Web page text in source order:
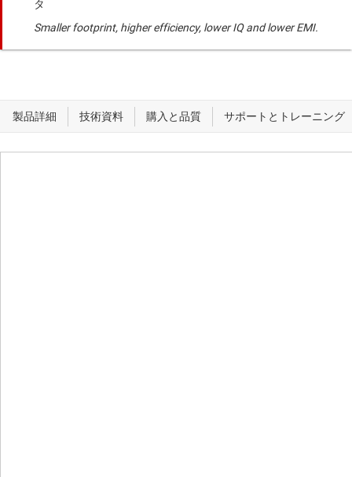
タ
Smaller footprint, higher efficiency, lower IQ and lower EMI.